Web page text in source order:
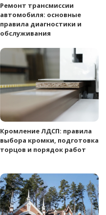
Ремонт трансмиссии
автомобиля: основные
правила диагностики и
обслуживания
Кромление ЛДСП: правила
выбора кромки, подготовка
торцов и порядок работ